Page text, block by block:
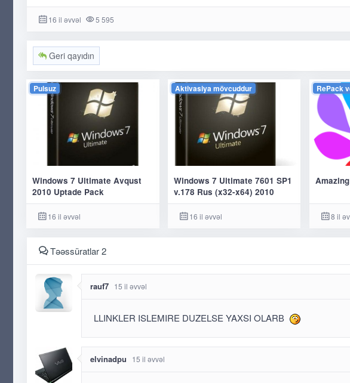
16 il əvvəl 5 595
Geri qayıdın
Pulsuz
Windows 7 Ultimate Avqust
2010 Uptade Pack
16 il əvvəl
Aktivasiya mövcuddur
Windows 7 Ultimate 7601 SP1
v.178 Rus (x32-x64) 2010
16 il əvvəl
RePack
8 il
Təəssüratlar 2
rauf7 15 il əvvəl
LLINKLER ISLEMIRE DUZELSE YAXSI OLARВ
elvinadpu 15 il əvvəl